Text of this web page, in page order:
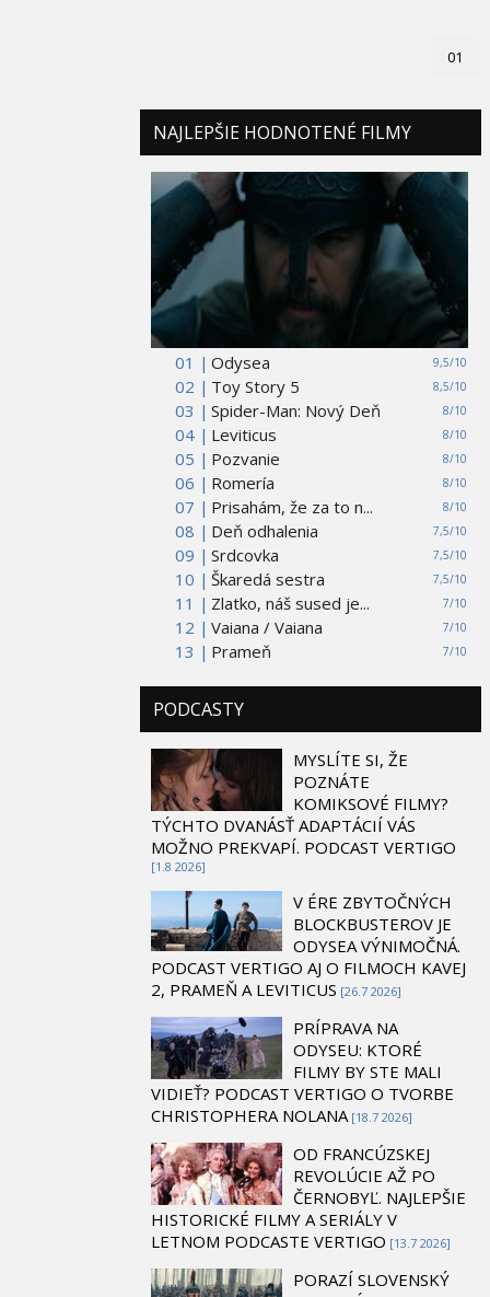
01
NAJLEPŠIE HODNOTENÉ FILMY
01 | 9,5/10
Odysea
02 |
8,5/10
Toy Story 5
03 |
8/10
Spider-Man: Nový Deň
04 |
8/10
Leviticus
05 |
8/10
Pozvanie
06 |
8/10
Romería
07 |
8/10
Prisahám, že za to n...
08 |
7,5/10
Deň odhalenia
09 |
7,5/10
Srdcovka
10 |
7,5/10
Škaredá sestra
11 |
7/10
Zlatko, náš sused je...
12 |
7/10
Vaiana / Vaiana
13 |
7/10
Prameň
PODCASTY
MYSLÍTE SI, ŽE
POZNÁTE
KOMIKSOVÉ FILMY?
TÝCHTO DVANÁSŤ ADAPTÁCIÍ VÁS
MOŽNO PREKVAPÍ. PODCAST VERTIGO
[1.8 2026]
V ÉRE ZBYTOČNÝCH
BLOCKBUSTEROV JE
ODYSEA VÝNIMOČNÁ.
PODCAST VERTIGO AJ O FILMOCH KAVEJ
2, PRAMEŇ A LEVITICUS [26.7 2026]
PRÍPRAVA NA
ODYSEU: KTORÉ
FILMY BY STE MALI
VIDIEŤ? PODCAST VERTIGO O TVORBE
CHRISTOPHERA NOLANA [18.7 2026]
OD FRANCÚZSKEJ
REVOLÚCIE AŽ PO
ČERNOBYĽ. NAJLEPŠIE
HISTORICKÉ FILMY A SERIÁLY V
LETNOM PODCASTE VERTIGO [13.7 2026]
PORAZÍ SLOVENSKÝ